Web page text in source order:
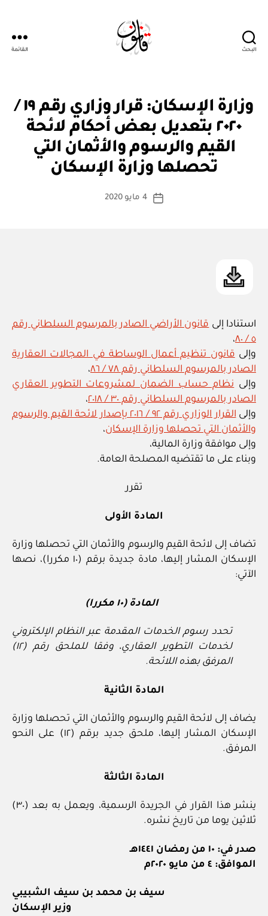
البحث القائمة
التصنيفات
وزارة الإسكان: قرار وزاري رقم ١٩ /
٢٠٢٠ بتعديل بعض أحكام لائحة
القيم والرسوم والأثمان التي
تحصلها وزارة الإسكان
كاتب
بو
س
ة
تاريخ
4 مايو 2020
استنادا إلى قانون الأراضي الصادر بالمرسوم السلطاني رقم
٥ / ٨٠
،
وإلى قانون تنظيم أعمال الوساطة في المجالات العقارية
الصادر بالمرسوم السلطاني رقم ٧٨ / ٨٦
،
وإلى نظام حساب الضمان لمشروعات التطوير العقاري
الصادر بالمرسوم السلطاني رقم ٣٠ / ٢٠١٨
،
وإلى
القرار الوزاري رقم ٩٢ / ٢٠١٦ بإصدار لائحة القيم والرسوم
والأثمان التي تحصلها وزارة الإسكان،
وإلى موافقة وزارة المالية،
وبناء على ما تقتضيه المصلحة العامة.
تقرر
المادة الأولى
تضاف إلى لائحة القيم والرسوم والأثمان التي تحصلها وزارة
الإسكان المشار إليها، مادة جديدة برقم (١٠ مكررا)، نصها
الآتي:
المادة (١٠ مكررا)
تحدد رسوم الخدمات المقدمة عبر النظام الإلكتروني
لخدمات التطوير العقاري، وفقا للملحق رقم (١٢)
المرفق بهذه اللائحة.
المادة الثانية
يضاف إلى لائحة القيم والرسوم والأثمان التي تحصلها وزارة
الإسكان المشار إليها، ملحق جديد برقم (١٢) على النحو
المرفق.
المادة الثالثة
ينشر هذا القرار في الجريدة الرسمية، ويعمل به بعد (٣٠)
ثلاثين يوما من تاريخ نشره.
صدر في: ١٠ من رمضان ١٤٤١هـ
الموافق: ٤ من مايو ٢٠٢٠م
سيف بن محمد بن سيف الشبيبي
وزير الإسكان